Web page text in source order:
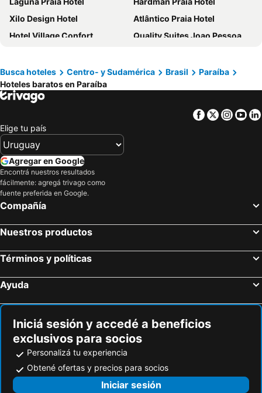
Xilo Design Hotel
Atlântico Praia Hotel
Hotel Village Confort
Quality Suites Joao Pessoa
Regiane Beach Pousada Hostel
BA'RA Hotel
Hotel Village Premium Joao Pessoa
Netuanah Praia Hotel
Hotel Village Premium Campina Grande
Nobile Inn Cabo Branco
Nord Easy Connect
ibis Joao Pessoa
Hotel Corais de Tambau
El Aram Beach & Convention
Kastel Jampa Hotel
Serra Golfe
João Pessoa Hplus Beach
Busca hoteles Centro- y Sudamérica Brasil
Paraíba
Hoteles baratos en Paraíba
Facebook
Twitter
Elige tu país
Agregar en Google
Encontrá nuestros resultados
fácilmente: agregá trivago como
fuente preferida en Google.
Compañía
Nuestros productos
Términos y políticas
Ayuda
Iniciá sesión y accedé a beneficios
exclusivos para socios
Personalizá tu experiencia
Obtené ofertas y precios para socios
Iniciar sesión